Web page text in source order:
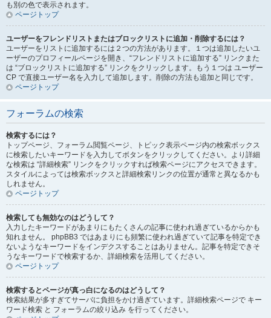
も別の色で表示されます。
ページトップ
ユーザーをフレンドリストまたはブロックリストに追加・削除するには？
ユーザーをリストに追加するには２つの方法があります。１つは追加したいユ
ーザーのプロフィールページを開き、“フレンドリストに追加する” リンクまた
は “ブロックリストに追加する” リンクをクリックします。もう１つは ユーザー
CP で直接ユーザー名を入力して追加します。削除の方法も追加と同じです。
ページトップ
フォーラムの検索
検索するには？
トップページ、フォーラム閲覧ページ、トピック表示ページ内の検索ボックス
に検索したいキーワードを入力してボタンをクリックしてください。より詳細
な検索は “詳細検索” リンクをクリックすれば検索ページにアクセスできます。
スタイルによっては検索ボックスと詳細検索リンクの位置が通常と異なるかも
しれません。
ページトップ
検索しても無効なのはどうして？
入力したキーワードがあまりにもたくさんの記事に使われ過ぎているからかも
知れません。 phpBB3 ではあまりにも頻繁に使われ過ぎていて記事を特定でき
ないようなキーワードをインデクスすることはありません。記事を特定できそ
うなキーワードで検索するか、詳細検索を活用してください。
ページトップ
検索するとページが真っ白になるのはどうして？
検索結果が多すぎてサーバに負担をかけ過ぎています。詳細検索ページで キー
ワード検索 と フォーラムの絞り込み を行ってください。